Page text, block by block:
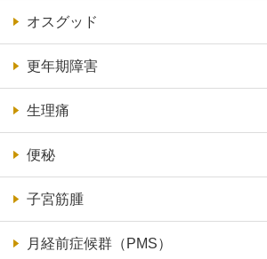
オスグッド
更年期障害
生理痛
便秘
子宮筋腫
月経前症候群（PMS）